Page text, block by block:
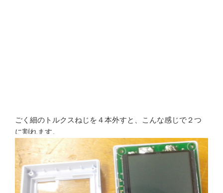
ごく細のトルクスねじを４本外すと、こんな感じで２つ
に割れます。